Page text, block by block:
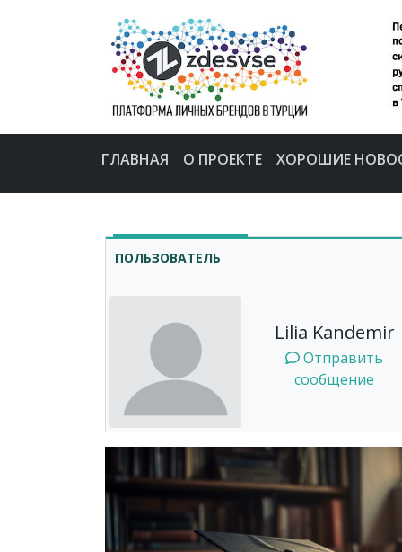
ГЛАВНАЯ О ПРОЕКТЕ ХОРОШИЕ
ПОЛЬЗОВАТЕЛЬ
Lilia Kandemir
Отправить
сообщение